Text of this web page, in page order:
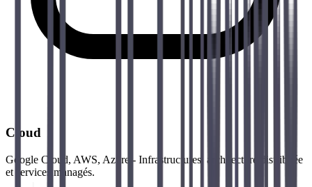
Cloud
Google Cloud, AWS, Azure - Infrastructures, architecture distribuée
et services managés.